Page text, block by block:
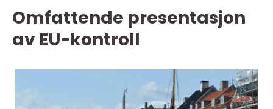
Omfattende presentasjon
av EU-kontroll